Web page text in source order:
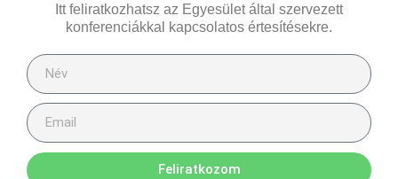
Itt feliratkozhatsz az Egyesület által szervezett
konferenciákkal kapcsolatos értesítésekre.
Feliratkozom